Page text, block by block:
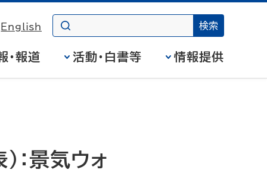
English
・報道 活動・白書等 情報提供
景気ウォ